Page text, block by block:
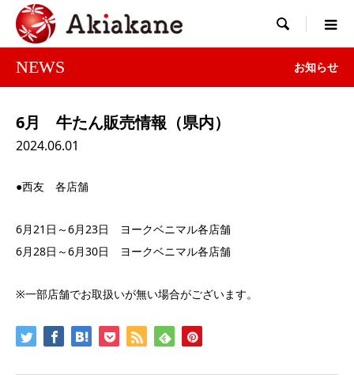

NEWS お知らせ
6月 牛たん販売情報（県内）
2024.06.01
●西友 各店舗
6月21日～6月23日 ヨークベニマル各店舗
6月28日～6月30日 ヨークベニマル各店舗
※一部店舗でお取扱いが無い場合がございます。